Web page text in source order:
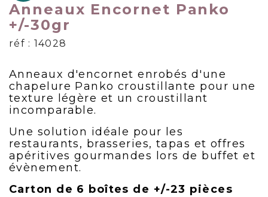
Anneaux Encornet Panko
+/-30gr
réf : 14028
Anneaux d'encornet enrobés d'une
chapelure Panko croustillante pour une
texture légère et un croustillant
incomparable.
Une solution idéale pour les
restaurants, brasseries, tapas et offres
apéritives gourmandes lors de buffet et
évènement.
Carton de 6 boîtes de +/-23 pièces